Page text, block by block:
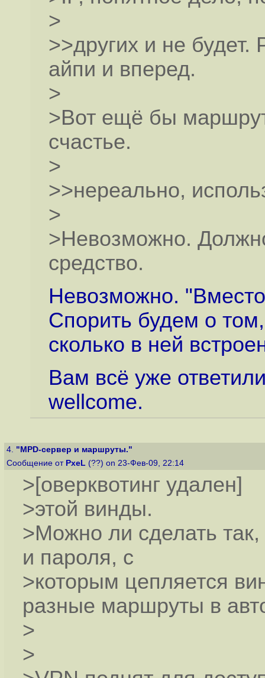
>
>>других и не
айпи и вперед.
>
>Вот ещё бы
счастье.
>
>>нереально,
>
>Невозможно.
средство.
Невозможно.
Спорить будем о
сколько в ней
Вам всё уже
wellcome.
4. "MPD-сервер и маршруты."
Сообщение от PxeL (??) on 23-Фев-09, 22:14
>[оверквотинг удален]
>этой винды.
>Можно ли сделать
и пароля, с
>которым цепляется
разные маршруты в
>
>